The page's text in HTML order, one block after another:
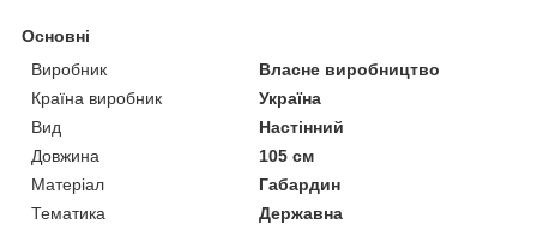
Основні
Виробник
Власне виробництво
Країна виробник
Україна
Вид
Настінний
Довжина
105 см
Матеріал
Габардин
Тематика
Державна